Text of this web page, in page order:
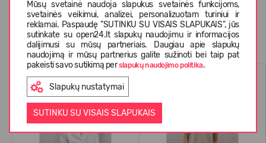
Mūsų svetainė naudoja slapukus svetainės funkcijoms,
svetainės veikimui, analizei, personalizuotam turiniui ir
reklamai. Paspaudę "SUTINKU SU VISAIS SLAPUKAIS", jūs
sutinkate su open24.lt slapukų naudojimu ir informacijos
dalijimusi su mūsų partneriais. Daugiau apie slapukų
naudojimą ir mūsų partnerius galite sužinoti bei taip pat
pakeisti savo sutikimą perslapukų naudojimo politika.
Slapukų nustatymai
SUTINKU SU VISAIS SLAPUKAIS
Panašios prekės
-54%